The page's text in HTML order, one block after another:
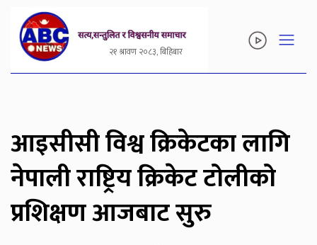
२१ श्रावण २०८३, बिहिबार
आइसीसी विश्व क्रिकेटका लागि
नेपाली राष्ट्रिय क्रिकेट टोलीको
प्रशिक्षण आजबाट सुरु